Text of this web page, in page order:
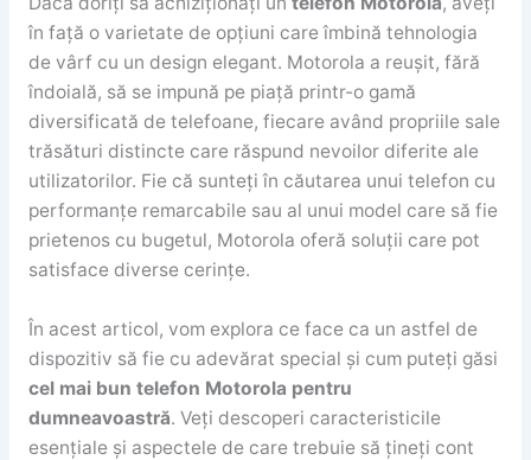
în față o varietate de opțiuni care îmbină tehnologia
de vârf cu un design elegant. Motorola a reușit, fără
îndoială, să se impună pe piață printr-o gamă
diversificată de telefoane, fiecare având propriile sale
trăsături distincte care răspund nevoilor diferite ale
utilizatorilor. Fie că sunteți în căutarea unui telefon cu
performanțe remarcabile sau al unui model care să fie
prietenos cu bugetul, Motorola oferă soluții care pot
satisface diverse cerințe.
În acest articol, vom explora ce face ca un astfel de
dispozitiv să fie cu adevărat special și cum puteți găsi
cel mai bun telefon Motorola pentru
dumneavoastră. Veți descoperi caracteristicile
esențiale și aspectele de care trebuie să țineți cont